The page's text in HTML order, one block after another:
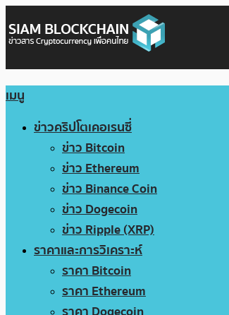
เมนู
ข่าวคริปโตเคอเรนซี่
ข่าว Bitcoin
ข่าว Ethereum
ข่าว Binance Coin
ข่าว Dogecoin
ข่าว Ripple (XRP)
ราคาและการวิเคราะห์
ราคา Bitcoin
ราคา Ethereum